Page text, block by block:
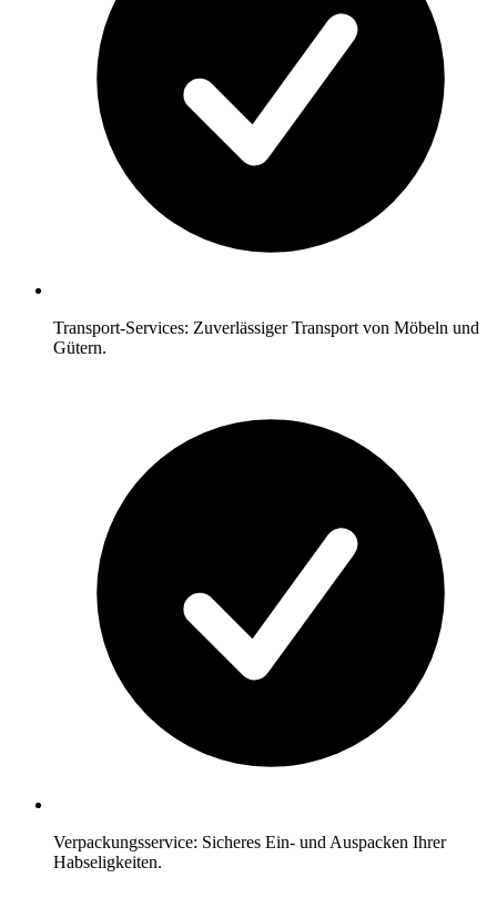
Transport-Services: Zuverlässiger Transport von Möbeln und
Gütern.
Verpackungsservice: Sicheres Ein- und Auspacken Ihrer
Habseligkeiten.